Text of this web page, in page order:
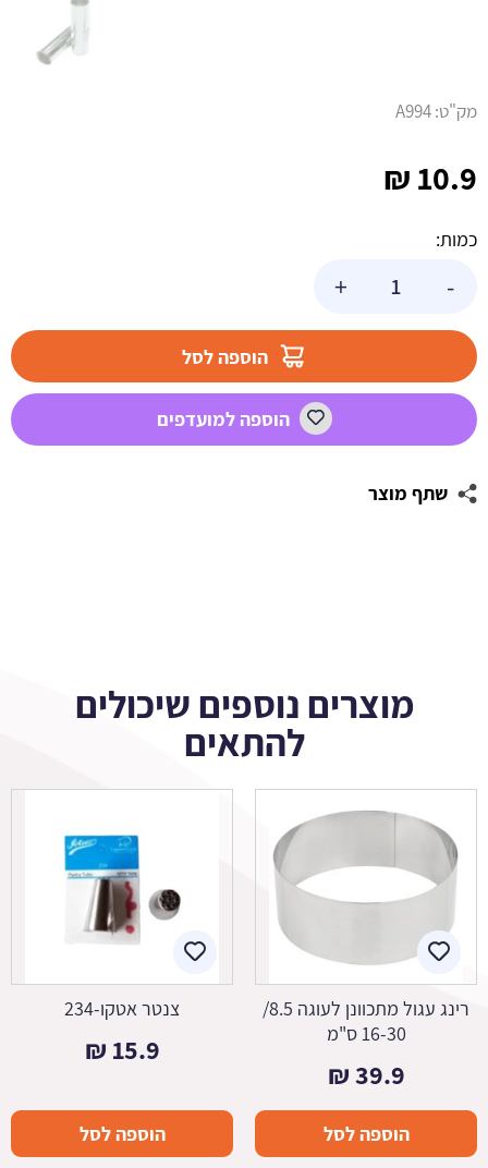
10.9
₪
כמות:
-
ס"מ
+
הוספה לסל
הוספה למועדפים
שתף מוצר
מק"ט:A994
מוצרים נוספים שיכולים
להתאים
רינג עגול מתכוונן לעוגה 8.5/
16-30 ס"מ
39.9
₪
הוספה לסל
צנטר אטקו-234
15.9
₪
הוספה לסל